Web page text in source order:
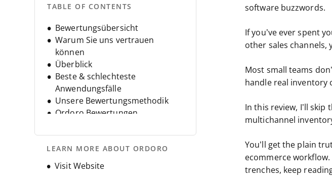
TABLE OF CONTENTS
Bewertungsübersicht
Warum Sie uns vertrauen
können
Überblick
Beste & schlechteste
Anwendungsfälle
Unsere Bewertungsmethodik
Ordoro Bewertungen
Alternativen
Häufige Fragen
Unternehmensgeschichte
LEARN MORE ABOUT ORDORO
Visit Website
Opens new window
software buzzwords.
If you’ve ever spent
other sales channels,
Most small teams
handle real inventory
In this review, I’ll
multichannel
You’ll get the plain
ecommerce
trenches, keep